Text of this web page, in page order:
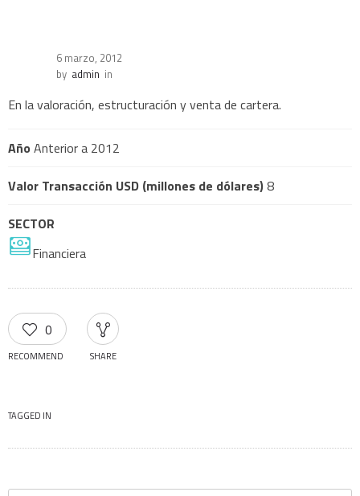
6 marzo, 2012
by admin in
En la valoración, estructuración y venta de cartera.
Año Anterior a 2012
Valor Transacción USD (millones de dólares)8
SECTOR
Financiera
0
RECOMMEND SHARE
TAGGED IN